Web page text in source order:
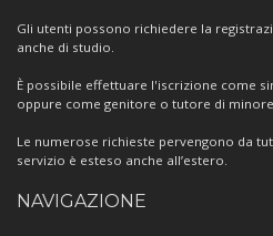
Gli utenti possono richiedere la
anche di studio.
È possibile effettuare l'iscrizione come
oppure come genitore o tutore di
Le numerose richieste pervengono da
servizio è esteso anche all’estero.
NAVIGAZIONE